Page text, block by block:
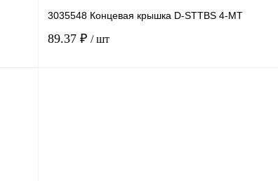
3035548 Концевая крышка D-STTBS 4-MT
89.37 ₽ / шт